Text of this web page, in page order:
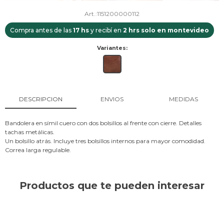
1151200000112
Compra antes de las 17 hs y recibí en 2 hrs solo en montevideo
Variantes:
DESCRIPCION ENVIOS MEDIDAS
Bandolera en símil cuero con dos bolsillos al frente con cierre. Detalles
tachas metálicas.
Un bolsillo atrás. Incluye tres bolsillos internos para mayor comodidad.
Correa larga regulable.
Productos que te pueden interesar